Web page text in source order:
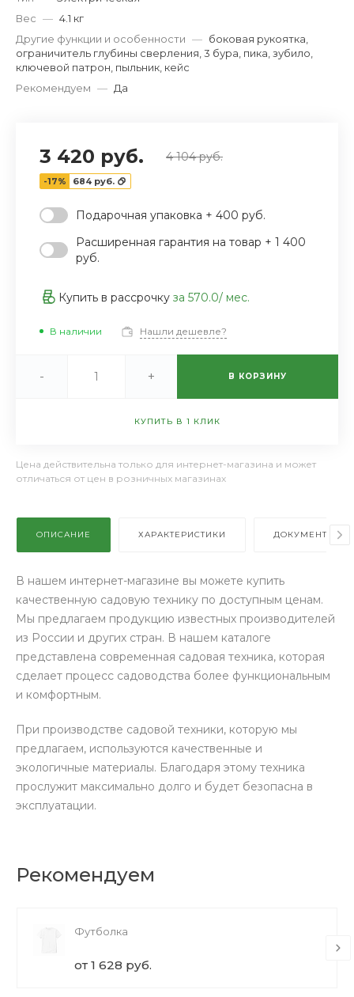
Вес — 4.1 кг
Другие функции и особенности — боковая рукоятка,
ограничитель глубины сверления, 3 бура, пика, зубило,
ключевой патрон, пыльник, кейс
Рекомендуем — Да
3 420 руб. 4 104 руб.
-17% 684 руб.
Подарочная упаковка + 400 руб.
Расширенная гарантия на товар + 1 400
руб.
Купить в рассрочку за 570.0/ мес.
В наличии Нашли дешевле?
- + В КОРЗИНУ
КУПИТЬ В 1 КЛИК
Цена действительна только для интернет-магазина и может
отличаться от цен в розничных магазинах
ОПИСАНИЕ ХАРАКТЕРИСТИКИ ДОКУМЕНТЫ
В нашем интернет-магазине вы можете купить
качественную садовую технику по доступным ценам.
Мы предлагаем продукцию известных производителей
из России и других стран. В нашем каталоге
представлена современная садовая техника, которая
сделает процесс садоводства более функциональным
и комфортным.
При производстве садовой техники, которую мы
предлагаем, используются качественные и
экологичные материалы. Благодаря этому техника
прослужит максимально долго и будет безопасна в
эксплуатации.
Рекомендуем
Футболка
от 1 628 руб.